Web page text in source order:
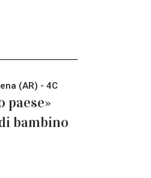
(AR) - 4C
paese»
bambino